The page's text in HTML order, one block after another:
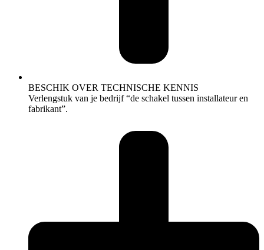
BESCHIK OVER TECHNISCHE KENNIS
Verlengstuk van je bedrijf “de schakel tussen installateur en
fabrikant”.